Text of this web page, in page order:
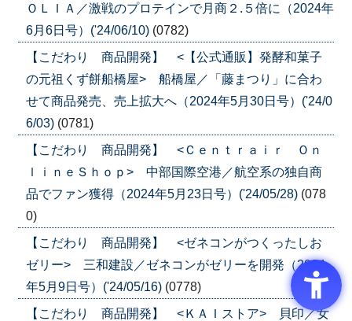
ＯＬＩＡ／激戦のプロテインで月商２.５倍に（2024年
6月6日号）('24/06/10) (0782)
【こだわり 商品開発】 <【公式通販】発酵和菓子
の元祖くず餅船橋屋> 船橋屋／「藤まつり」に合わ
せて商品発売、売上拡大へ（2024年5月30日号）('24/0
6/03) (0781)
【こだわり 商品開発】 <Ｃｅｎｔｒａｉｒ Ｏｎ
ｌｉｎｅＳｈｏｐ> 中部国際空港／航空系の独自商
品でファン獲得（2024年5月23日号）('24/05/28) (078
0)
【こだわり 商品開発】 <ゼネコンがつくったしお
ゼリー> 三和建設／ゼネコンがゼリーを開発（2024
年5月9日号）('24/05/16) (0778)
【こだわり 商品開発】 <ＫＡＩストア> 貝印／女